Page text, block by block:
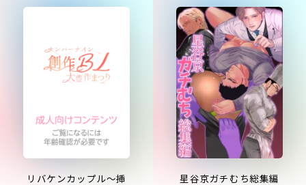
リバケンカップル～挿 星谷京ガチむち総集編